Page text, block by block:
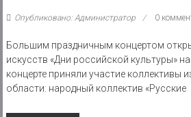
Опубликовано: Администратор 0
Большим праздничным концертом
искусств «Дни российской культуры»
концерте приняли участие коллективы
области: народный коллектив «Русские